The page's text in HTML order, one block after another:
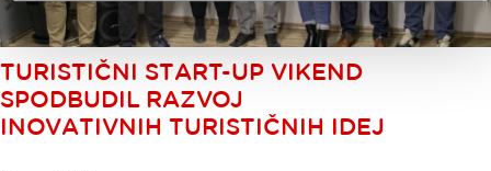
TURISTIČNI START-UP VIKEND
SPODBUDIL RAZVOJ
INOVATIVNIH TURISTIČNIH IDEJ